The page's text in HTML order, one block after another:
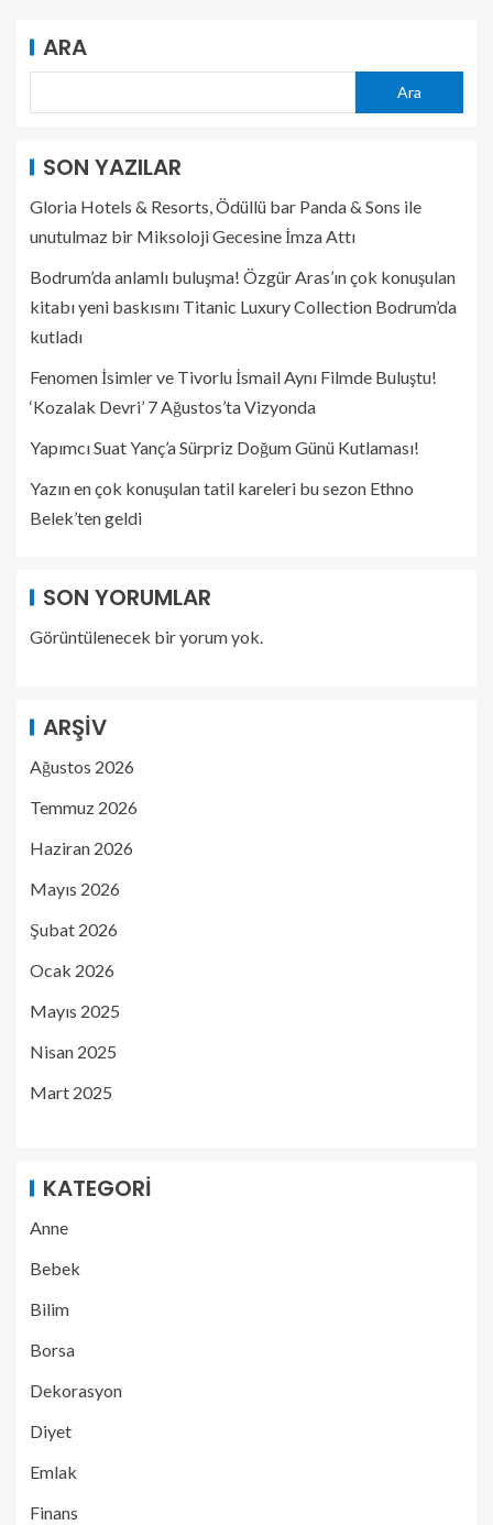
ARA
Ara
SON YAZILAR
Gloria Hotels & Resorts, Ödüllü bar Panda & Sons ile
unutulmaz bir Miksoloji Gecesine İmza Attı
Bodrum’da anlamlı buluşma! Özgür Aras’ın çok konuşulan
kitabı yeni baskısını Titanic Luxury Collection Bodrum’da
kutladı
Fenomen İsimler ve Tivorlu İsmail Aynı Filmde Buluştu!
‘Kozalak Devri’ 7 Ağustos’ta Vizyonda
Yapımcı Suat Yanç’a Sürpriz Doğum Günü Kutlaması!
Yazın en çok konuşulan tatil kareleri bu sezon Ethno
Belek’ten geldi
SON YORUMLAR
Görüntülenecek bir yorum yok.
ARŞIV
Ağustos 2026
Temmuz 2026
Haziran 2026
Mayıs 2026
Şubat 2026
Ocak 2026
Mayıs 2025
Nisan 2025
Mart 2025
KATEGORI
Anne
Bebek
Bilim
Borsa
Dekorasyon
Diyet
Emlak
Finans